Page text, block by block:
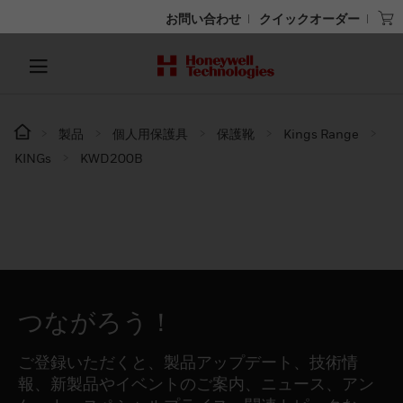
お問い合わせ クイックオーダー
製品 個人用保護具 保護靴
Kings Range
KINGs
KWD200B
つながろう！
ご登録いただくと、製品アップデート、技術情
報、新製品やイベントのご案内、ニュース、アン